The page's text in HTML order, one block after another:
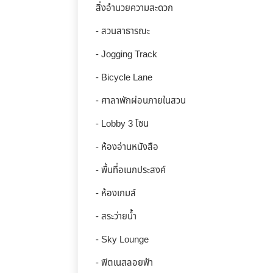
สิ่งอำนวยความสะดวก
- สวนสาธารณะ
- Jogging Track
- Bicycle Lane
- ศาลาพักผ่อนภายในสวน
- Lobby 3 โซน
- ห้องอ่านหนังสือ
- พื้นที่อเนกประสงค์
- ห้องเกมส์
- สระว่ายน้ำ
- Sky Lounge
- ฟิตเนสลอยฟ้า